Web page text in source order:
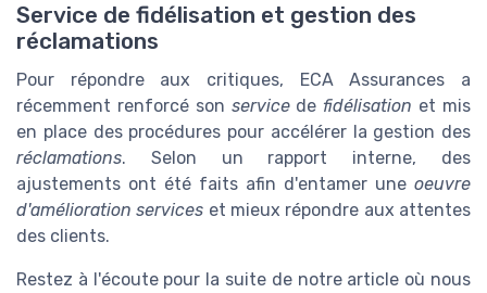
Service de fidélisation et gestion des
réclamations
Pour répondre aux critiques, ECA Assurances a
récemment renforcé son servicede fidélisation et mis
en place des procédures pour accélérer la gestion des
réclamations. Selon un rapport interne, des
ajustements ont été faits afin d'entamer une oeuvre
d'amélioration services et mieux répondre aux attentes
des clients.
Restez à l'écoute pour la suite de notre article où nous